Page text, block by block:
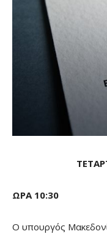
ΩΡΑ 10:30
Ο υπουργός